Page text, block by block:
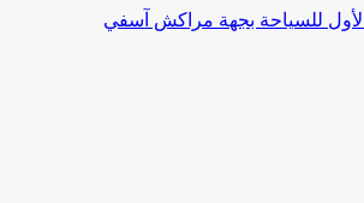
للسياحة بجهة مراكش آسفي